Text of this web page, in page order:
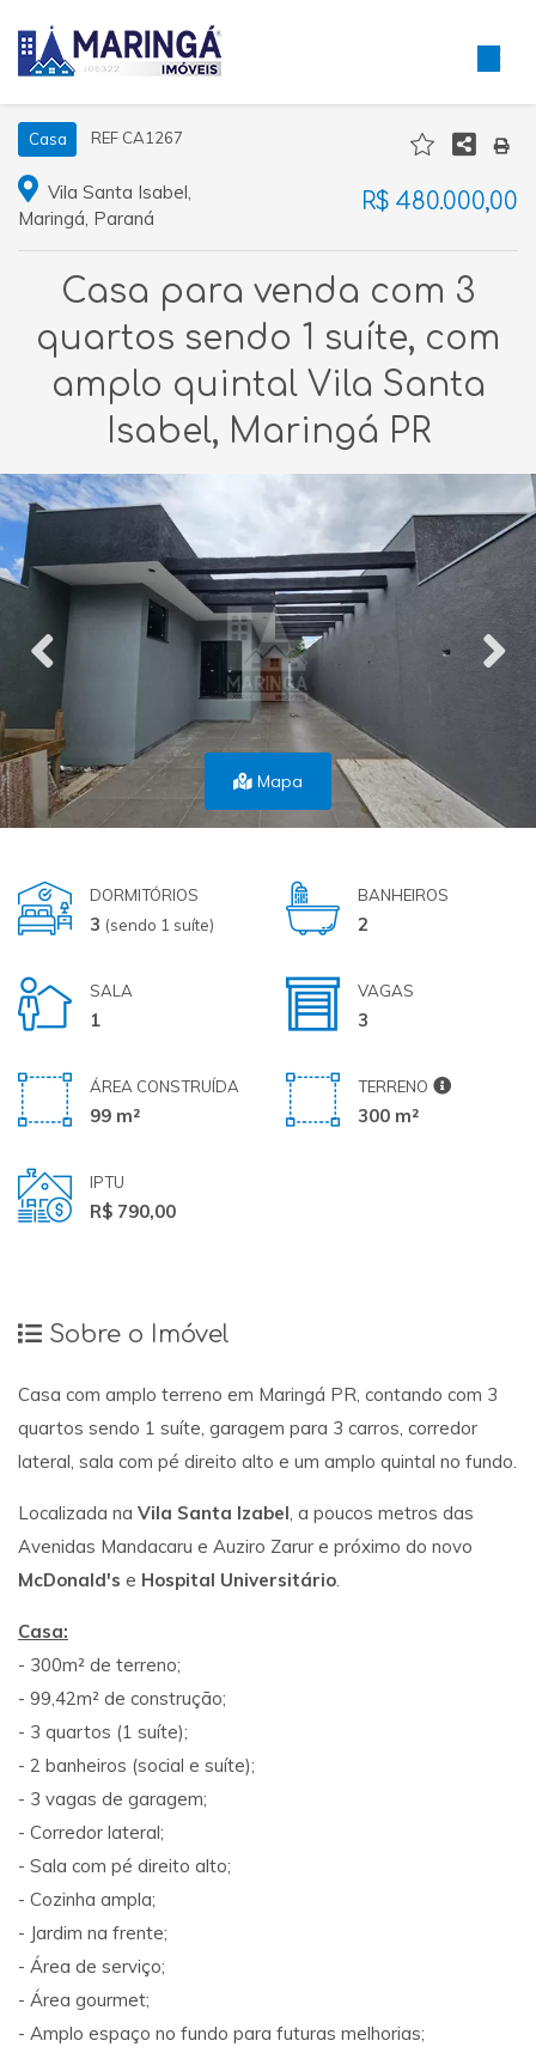
Casa REF CA1267
Vila Santa Isabel,
Maringá, Paraná
R$ 480.000,00
Casa para venda com 3
quartos sendo 1 suíte, com
amplo quintal Vila Santa
Isabel, Maringá PR
Mapa
DORMITÓRIOS
3 (sendo 1 suíte)
BANHEIROS
2
SALA
1
VAGAS
3
ÁREA CONSTRUÍDA
99 m²
TERRENO
300 m²
IPTU
R$ 790,00
Sobre o Imóvel
Casa com amplo terreno em Maringá PR, contando com 3
quartos sendo 1 suíte, garagem para 3 carros, corredor
lateral, sala com pé direito alto e um amplo quintal no fundo.
Localizada na Vila Santa Izabel, a poucos metros das
Avenidas Mandacaru e Auziro Zarur e próximo do novo
McDonald's e Hospital Universitário.
Casa:
- 300m² de terreno;
- 99,42m² de construção;
- 3 quartos (1 suíte);
- 2 banheiros (social e suíte);
- 3 vagas de garagem;
- Corredor lateral;
- Sala com pé direito alto;
- Cozinha ampla;
- Jardim na frente;
- Área de serviço;
- Área gourmet;
- Amplo espaço no fundo para futuras melhorias;